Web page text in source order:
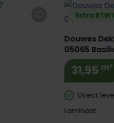
Extra BTW
Douwes
05065
31,95 m²
Direct
Laminaat